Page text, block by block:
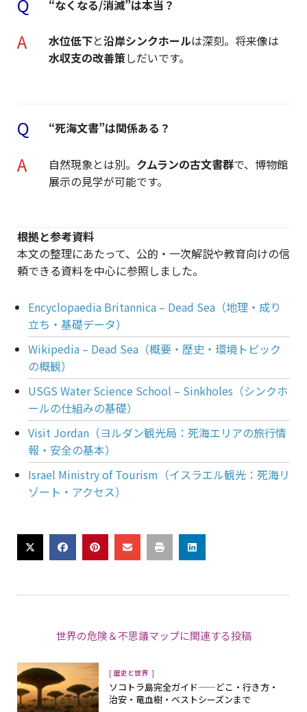
“なくなる/消滅”は本当？
A 水位低下と沿岸シンクホールは深刻。将来像は
水収支の改善策しだいです。
Q “死海文書”は関係ある？
A 自然現象とは別。 クムランの古文書群で、博物館
展示の見学が可能です。
根拠と参考資料
本文の整理にあたって、公的・一次解説や教育向けの信
頼できる資料を中心に参照しました。
Encyclopaedia Britannica – Dead Sea（地理・成り
立ち・基礎データ）
Wikipedia – Dead Sea（概要・歴史・環境トピック
の概観）
USGS Water Science School – Sinkholes（シンクホ
ールの仕組みの基礎）
Visit Jordan（ヨルダン観光局：死海エリアの旅行情
報・安全の基本）
Israel Ministry of Tourism（イスラエル観光：死海リ
ゾート・アクセス）
世界の危険＆不思議マップに関連する投稿
[ 歴史と世界 ]
ソコトラ島完全ガイド——どこ・行き方・
治安・竜血樹・ベストシーズンまで